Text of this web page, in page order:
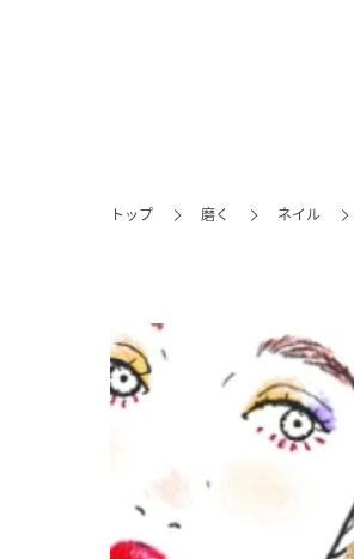
トップ 磨く ネイル